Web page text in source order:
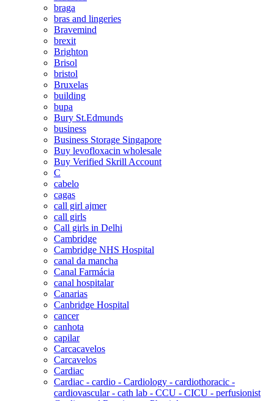
braga
bras and lingeries
Bravemind
brexit
Brighton
Brisol
bristol
Bruxelas
building
bupa
Bury St.Edmunds
business
Business Storage Singapore
Buy levofloxacin wholesale
Buy Verified Skrill Account
C
cabelo
cagas
call girl ajmer
call girls
Call girls in Delhi
Cambridge
Cambridge NHS Hospital
canal da mancha
Canal Farmácia
canal hospitalar
Canarias
Canbridge Hospital
cancer
canhota
capilar
Carcacavelos
Carcavelos
Cardiac
Cardiac - cardio - Cardiology - cardiothoracic -
cardiovascular - cath lab - CCU - CICU - perfusionist